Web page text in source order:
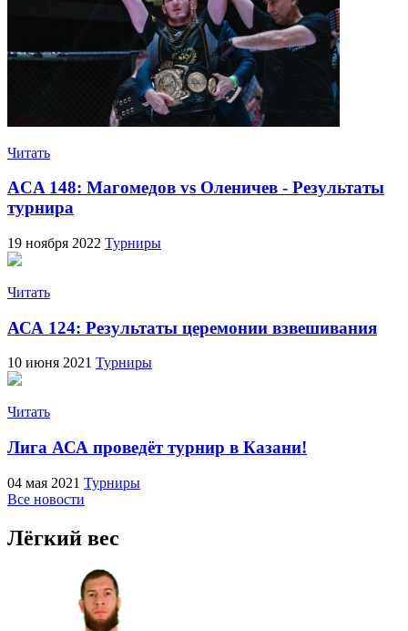
Читать
ACA 148: Магомедов vs Оленичев - Результаты
турнира
19 ноября 2022 Турниры
Читать
АСА 124: Результаты церемонии взвешивания
10 июня 2021 Турниры
Читать
Лига АСА проведёт турнир в Казани!
04 мая 2021 Турниры
Все новости
Лёгкий вес